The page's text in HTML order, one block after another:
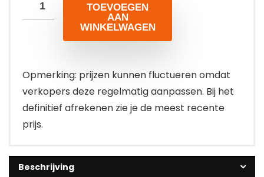
TOEVOEGEN
AAN
WINKELWAGEN
Opmerking: prijzen kunnen fluctueren omdat
verkopers deze regelmatig aanpassen. Bij het
definitief afrekenen zie je de meest recente
prijs.
Beschrijving